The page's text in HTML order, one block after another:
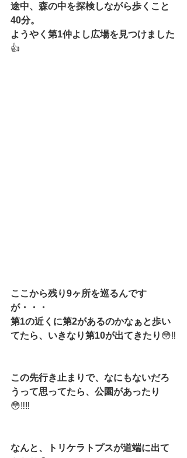
途中、森の中を探検しながら歩くこと
40分。
ようやく第1仲よし広場を見つけました
👍
ここから残り9ヶ所を巡るんです
が・・・
第1の近くに第2があるのかなぁと歩い
てたら、いきなり第10が出てきたり 😳‼️
この先行き止まりで、なにもないだろ
うって思ってたら、公園があったり
😳‼️‼️
なんと、トリケラトプスが道端に出て